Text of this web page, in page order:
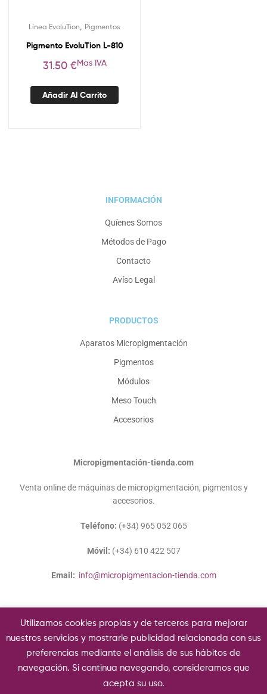
Línea EvoluTion Pigmentos
Pigmento EvoluTion L-810
31.50 €Mas IVA
Añadir Al Carrito
INFORMACIÓN
Quíenes Somos
Métodos de Pago
Contacto
Avíso Legal
PRODUCTOS
Aparatos Micropigmentación
Pigmentos
Módulos
Meso Touch
Accesorios
Micropigmentación-tienda.com
Venta online de máquinas de micropigmentación, pigmentos y
accesorios.
Teléfono: (+34) 965 052 065
Móvil: (+34) 610 422 507
Email: info@micropigmentacion-tienda.com
Copyright © 2020 Micropigmentación-tienda.com.
Utilizamos cookies propias y de terceros para mejorar
nuestros servicios y mostrarle publicidad relacionada con sus
preferencias mediante el análisis de sus hábitos de
navegación. Si continua navegando, consideramos que
acepta su uso.